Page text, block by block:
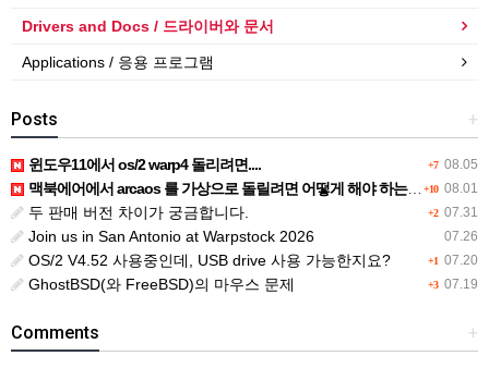
Drivers and Docs / 드라이버와 문서
Applications / 응용 프로그램
+
Posts
+7 08.05
윈도우11에서 os/2 warp4 돌리려면....
+10 08.01
맥북에어에서 arcaos 를 가상으로 돌릴려면 어떻게 해야 하는 지요?
+2 07.31
두 판매 버전 차이가 궁금합니다.
07.26
Join us in San Antonio at Warpstock 2026
+1 07.20
OS/2 V4.52 사용중인데, USB drive 사용 가능한지요?
+3 07.19
GhostBSD(와 FreeBSD)의 마우스 문제
+
Comments